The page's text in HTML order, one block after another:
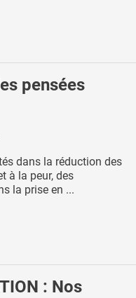
pensées
dans la réduction des
à la peur, des
la prise en ...
: Nos